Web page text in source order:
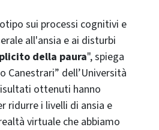
sui processi cognitivi e
all'ansia e ai disturbi
della paura", spiega
Canestrari” dell’Università
ottenuti hanno
ridurre i livelli di ansia e
virtuale che abbiamo